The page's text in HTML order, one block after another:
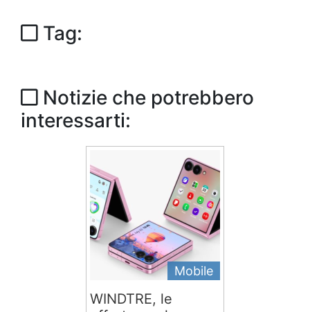
Tag:
Notizie che potrebbero
interessarti:
Mobile
WINDTRE, le